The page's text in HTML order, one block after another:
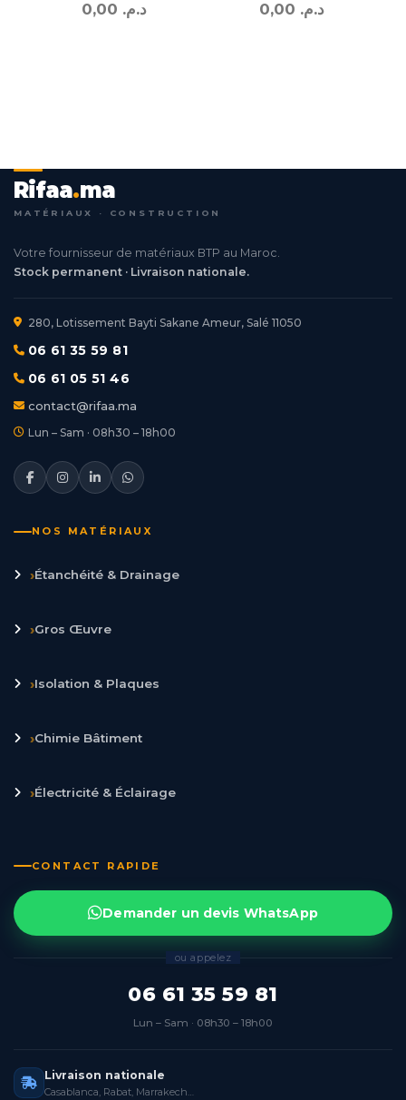
د.م. د.م.
Rifaa.ma
MATÉRIAUX · CONSTRUCTION
Votre fournisseur de matériaux BTP au Maroc.
Stock permanent · Livraison nationale.
280, Lotissement Bayti Sakane Ameur, Salé 11050
06 61 35 59 81
06 61 05 51 46
contact@rifaa.ma
Lun – Sam · 08h30 – 18h00
NOS MATÉRIAUX
›Étanchéité & Drainage
›Gros Œuvre
›Isolation & Plaques
›Chimie Bâtiment
›Électricité & Éclairage
CONTACT RAPIDE
Demander un devis WhatsApp
ou appelez
06 61 35 59 81
Lun – Sam · 08h30 – 18h00
Livraison nationale
Casablanca, Rabat, Marrakech…